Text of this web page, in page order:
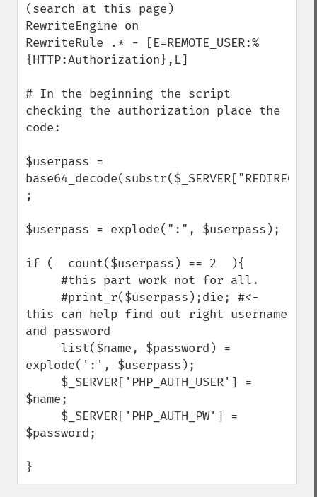
(search at this page)
RewriteEngine on
RewriteRule .* - [E=REMOTE_USER:%
{HTTP:Authorization},L]
# In the beginning the script
checking the authorization place the
code:
$userpass =
;
$userpass = explode(":", $userpass);
if (  count($userpass) == 2  ){
this can help find out right username
and password
explode(':', $userpass);
$name;
$password;
}